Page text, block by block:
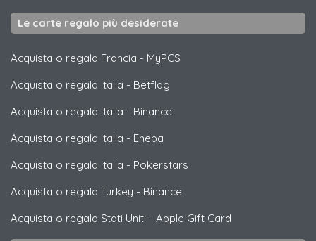
Le carte regalo più desiderate
Acquista o regala Francia - MyPCS
Acquista o regala Italia - Betflag
Acquista o regala Italia - Binance
Acquista o regala Italia - Eneba
Acquista o regala Italia - Pokerstars
Acquista o regala Turkey - Binance
Acquista o regala Stati Uniti - Apple Gift Card